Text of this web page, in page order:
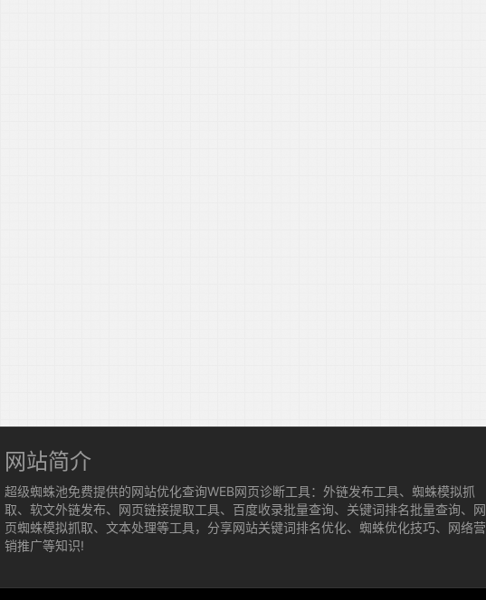
网站简介
超级蜘蛛池免费提供的网站优化查询WEB网页诊断工具：外链发布工具、蜘蛛模拟抓
取、软文外链发布、网页链接提取工具、百度收录批量查询、关键词排名批量查询、网
页蜘蛛模拟抓取、文本处理等工具，分享网站关键词排名优化、蜘蛛优化技巧、网络营
销推广等知识!